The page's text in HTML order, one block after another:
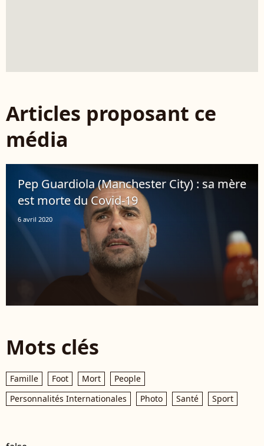
Articles proposant ce
média
Pep Guardiola (Manchester City) : sa mère
est morte du Covid-19
6 avril 2020
Mots clés
Famille Foot Mort
People
Personnalités Internationales
Photo Santé Sport